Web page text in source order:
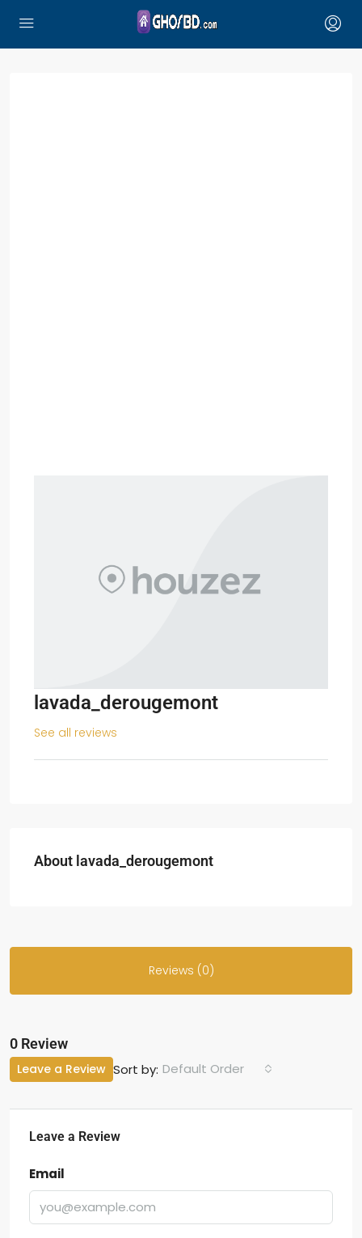
lavada_derougemont
See all reviews
About lavada_derougemont
Reviews (0)
0 Review
Sort by: Default Order
Leave a Review
Leave a Review
Email